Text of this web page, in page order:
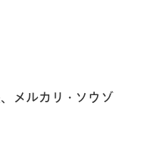
メルカリ・ソウゾ